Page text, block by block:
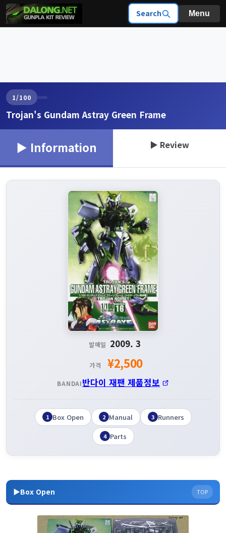
Search Menu
1/100
Trojan's Gundam Astray Green Frame
▶ Information ▶ Review
발매일 2009. 3
가격 ¥2,500
BANDAI반다이 재팬 제품정보
1 Box Open 2 Manual 3 Runners
4 Parts
▶Box Open TOP